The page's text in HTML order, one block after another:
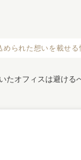
められた想いを載せる